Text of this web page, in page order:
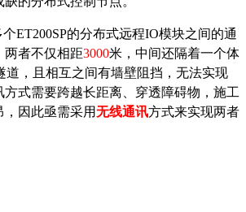
个ET200SP的分布式远程IO模块之间的通
两者不仅相距3000米，中间还隔着一个体
道，且相互之间有墙壁阻挡，无法实现
式需要跨越长距离、穿透障碍物，施工
因此亟需采用无线通讯方式来实现两者